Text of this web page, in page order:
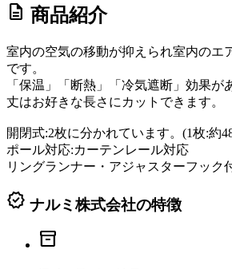
description 商品紹介
室内の空気の移動が抑えられ室内のエ
です。
「保温」「断熱」「冷気遮断」効果が
丈はお好きな長さにカットできます。
開閉式:2枚に分かれています。(1枚:約
ポール対応:カーテンレール対応
リングランナー・アジャスターフック
verified ナルミ株式会社の特徴
inventory_2